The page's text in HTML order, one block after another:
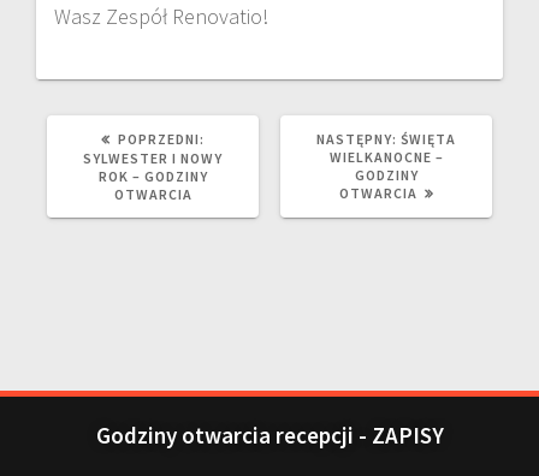
Wasz Zespół Renovatio!
POPRZEDNI:
SYLWESTER I NOWY
ROK – GODZINY
OTWARCIA
NASTĘPNY: ŚWIĘTA
WIELKANOCNE –
GODZINY
OTWARCIA
Godziny otwarcia recepcji - ZAPISY